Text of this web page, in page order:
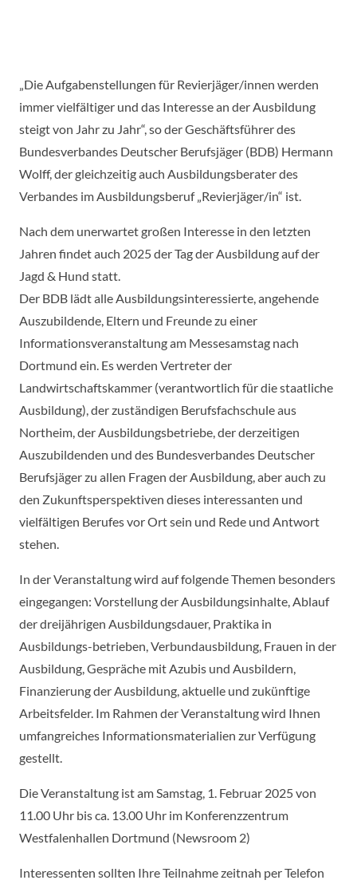
„Die Aufgabenstellungen für Revierjäger/innen werden
immer vielfältiger und das Interesse an der Ausbildung
steigt von Jahr zu Jahr“, so der Geschäftsführer des
Bundesverbandes Deutscher Berufsjäger (BDB) Hermann
Wolff, der gleichzeitig auch Ausbildungsberater des
Verbandes im Ausbildungsberuf „Revierjäger/in“ ist.
Nach dem unerwartet großen Interesse in den letzten
Jahren findet auch 2025 der Tag der Ausbildung auf der
Jagd & Hund statt.
Der BDB lädt alle Ausbildungsinteressierte, angehende
Auszubildende, Eltern und Freunde zu einer
Informationsveranstaltung am Messesamstag nach
Dortmund ein. Es werden Vertreter der
Landwirtschaftskammer (verantwortlich für die staatliche
Ausbildung), der zuständigen Berufsfachschule aus
Northeim, der Ausbildungsbetriebe, der derzeitigen
Auszubildenden und des Bundesverbandes Deutscher
Berufsjäger zu allen Fragen der Ausbildung, aber auch zu
den Zukunftsperspektiven dieses interessanten und
vielfältigen Berufes vor Ort sein und Rede und Antwort
stehen.
In der Veranstaltung wird auf folgende Themen besonders
eingegangen: Vorstellung der Ausbildungsinhalte, Ablauf
der dreijährigen Ausbildungsdauer, Praktika in
Ausbildungs-betrieben, Verbundausbildung, Frauen in der
Ausbildung, Gespräche mit Azubis und Ausbildern,
Finanzierung der Ausbildung, aktuelle und zukünftige
Arbeitsfelder. Im Rahmen der Veranstaltung wird Ihnen
umfangreiches Informationsmaterialien zur Verfügung
gestellt.
Die Veranstaltung ist am Samstag, 1. Februar 2025 von
11.00 Uhr bis ca. 13.00 Uhr im Konferenzzentrum
Westfalenhallen Dortmund (Newsroom 2)
Interessenten sollten Ihre Teilnahme zeitnah per Telefon